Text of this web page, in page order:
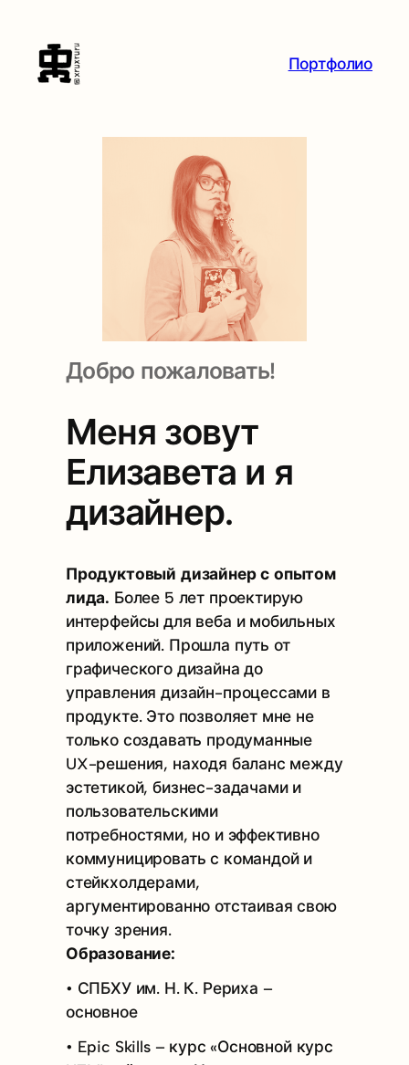
содержимому
Портфолио
Добро пожаловать!
Меня зовут
Елизавета и я
дизайнер.
Продуктовый дизайнер с опытом
лида. Более 5 лет проектирую
интерфейсы для веба и мобильных
приложений. Прошла путь от
графического дизайна до
управления дизайн-процессами в
продукте. Это позволяет мне не
только создавать продуманные
UX-решения, находя баланс между
эстетикой, бизнес-задачами и
пользовательскими
потребностями, но и эффективно
коммуницировать с командой и
стейкхолдерами,
аргументированно отстаивая свою
точку зрения.
Образование:
• СПБХУ им. Н. К. Рериха –
основное
• Epic Skills – курс «Основной курс